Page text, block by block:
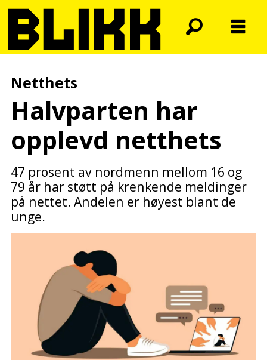
Netthets
Halvparten har
opplevd netthets
47 prosent av nordmenn mellom 16 og
79 år har støtt på krenkende meldinger
på nettet. Andelen er høyest blant de
unge.